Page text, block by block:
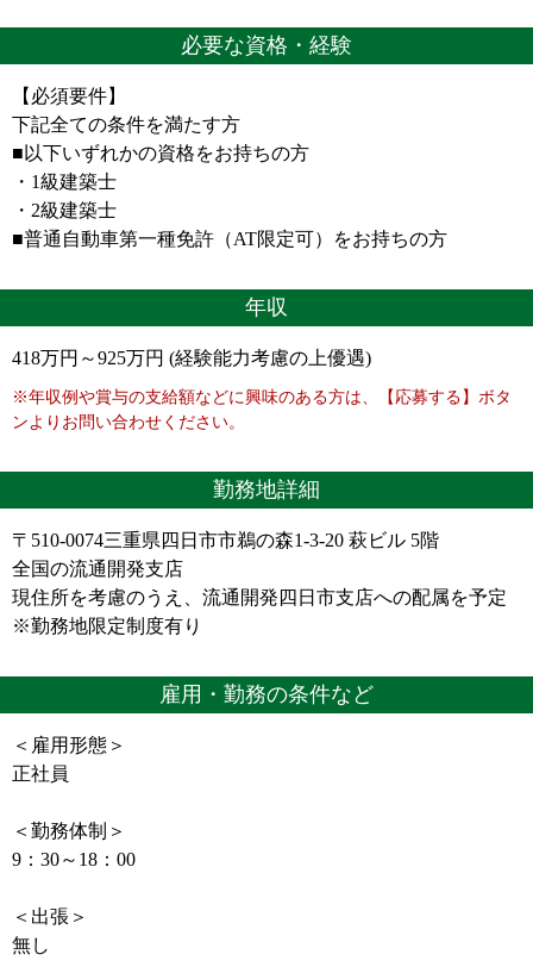
必要な資格・経験
【必須要件】
下記全ての条件を満たす方
■以下いずれかの資格をお持ちの方
・1級建築士
・2級建築士
■普通自動車第一種免許（AT限定可）をお持ちの方
年収
418万円～925万円 (経験能力考慮の上優遇)
※年収例や賞与の支給額などに興味のある方は、【応募する】ボタ
ンよりお問い合わせください。
勤務地詳細
〒510-0074三重県四日市市鵜の森1-3-20 萩ビル 5階
全国の流通開発支店
現住所を考慮のうえ、流通開発四日市支店への配属を予定
※勤務地限定制度有り
雇用・勤務の条件など
＜雇用形態＞
正社員
＜勤務体制＞
9：30～18：00
＜出張＞
無し